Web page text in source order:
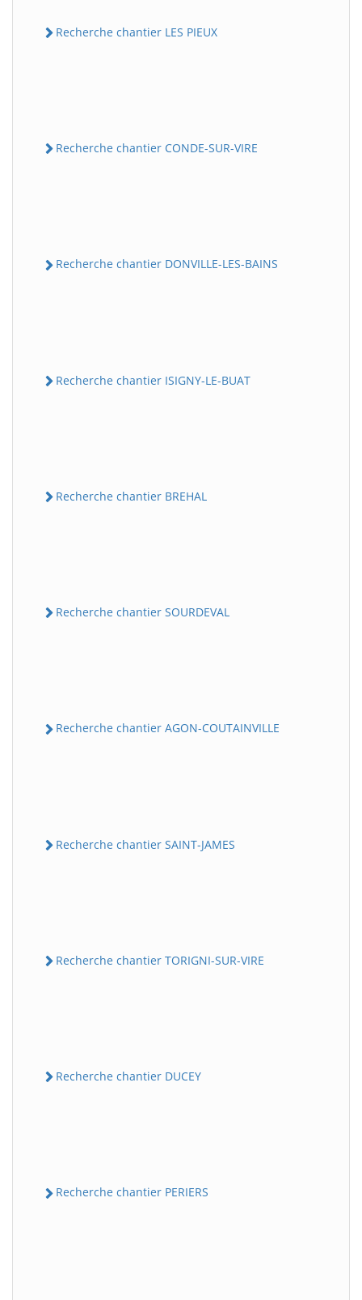
Recherche chantier LES PIEUX
Recherche chantier CONDE-SUR-VIRE
Recherche chantier DONVILLE-LES-BAINS
Recherche chantier ISIGNY-LE-BUAT
Recherche chantier BREHAL
Recherche chantier SOURDEVAL
Recherche chantier AGON-COUTAINVILLE
Recherche chantier SAINT-JAMES
Recherche chantier TORIGNI-SUR-VIRE
Recherche chantier DUCEY
Recherche chantier PERIERS